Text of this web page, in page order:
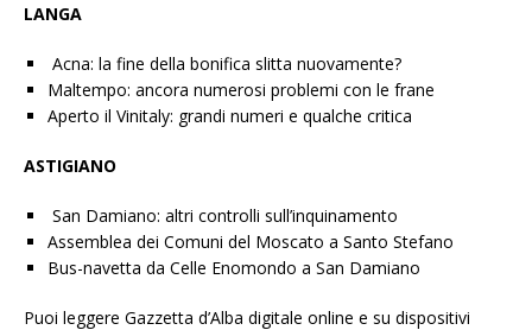
LANGA
Acna: la fine della bonifica slitta nuovamente?
Maltempo: ancora numerosi problemi con le frane
Aperto il Vinitaly: grandi numeri e qualche critica
ASTIGIANO
San Damiano: altri controlli sull’inquinamento
Assemblea dei Comuni del Moscato a Santo Stefano
Bus-navetta da Celle Enomondo a San Damiano
Puoi leggere Gazzetta d’Alba digitale online e su dispositivi